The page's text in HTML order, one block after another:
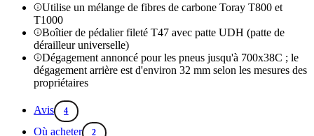
Utilise un mélange de fibres de carbone Toray T800 et
T1000
Boîtier de pédalier fileté T47 avec patte UDH (patte de
dérailleur universelle)
Dégagement annoncé pour les pneus jusqu'à 700x38C ; le
dégagement arrière est d'environ 32 mm selon les mesures des
propriétaires
Avis 4
Où acheter 2